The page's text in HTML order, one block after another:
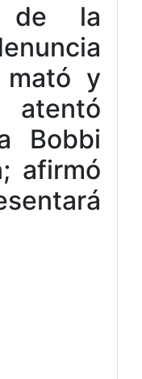
de la
y
atentó
Bobbi
afirmó